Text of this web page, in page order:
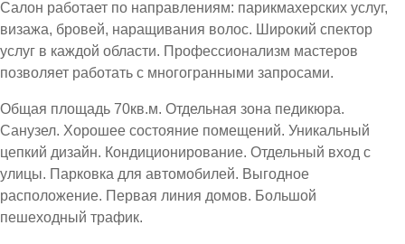
Салон работает по направлениям: парикмахерских услуг,
визажа, бровей, наращивания волос. Широкий спектор
услуг в каждой области. Профессионализм мастеров
позволяет работать с многогранными запросами.
Общая площадь 70кв.м. Отдельная зона педикюра.
Санузел. Хорошее состояние помещений. Уникальный
цепкий дизайн. Кондиционирование. Отдельный вход с
улицы. Парковка для автомобилей. Выгодное
расположение. Первая линия домов. Большой
пешеходный трафик.